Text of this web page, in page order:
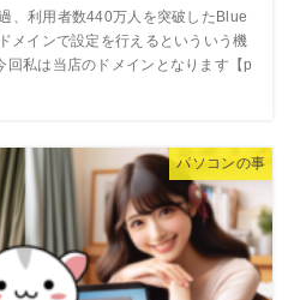
、利用者数440万人を突破したBlue
メインで設定を行えるといういう機
回私は当店のドメインとなります【p
パソコンの事